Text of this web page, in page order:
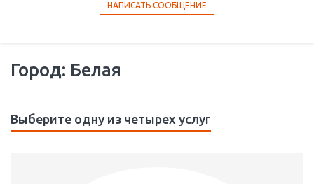
НАПИСАТЬ СООБЩЕНИЕ
Город: Белая
Выберите одну из четырех услуг